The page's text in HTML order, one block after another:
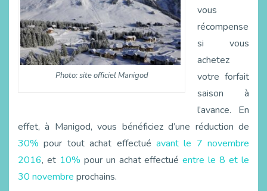
Photo: site officiel Manigod
vous
récompense
si vous
achetez
votre forfait
saison à
l’avance. En
effet, à Manigod, vous bénéficiez d’une réduction de
30% pour tout achat effectué avant le 7 novembre
2016, et 10% pour un achat effectuéentre le 8 et le
30 novembre prochains.